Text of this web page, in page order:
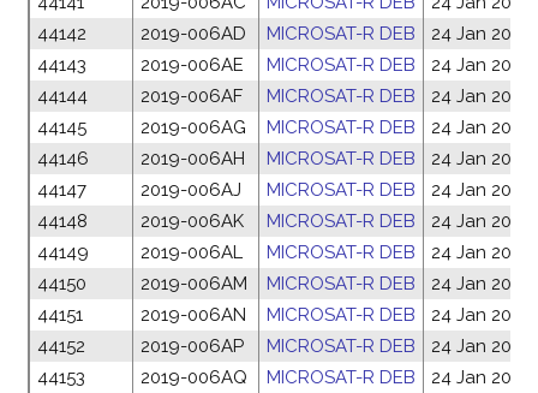
44142
2019-006AD MICROSAT-R DEB
24 Jan 2019
44143
2019-006AE MICROSAT-R DEB
24 Jan 2019
44144
2019-006AF MICROSAT-R DEB
24 Jan 2019
44145
2019-006AG MICROSAT-R DEB
24 Jan 2019
44146
2019-006AH MICROSAT-R DEB
24 Jan 2019
44147
2019-006AJ MICROSAT-R DEB
24 Jan 2019
44148
2019-006AK MICROSAT-R DEB
24 Jan 2019
44149
2019-006AL MICROSAT-R DEB
24 Jan 2019
44150
2019-006AM MICROSAT-R DEB
24 Jan 2019
44151
2019-006AN MICROSAT-R DEB
24 Jan 2019
44152
2019-006AP MICROSAT-R DEB
24 Jan 2019
44153
2019-006AQ MICROSAT-R DEB
24 Jan 2019